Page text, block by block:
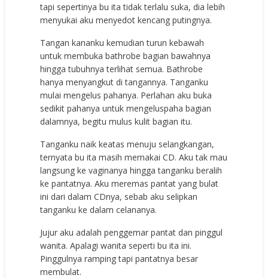
tapi sepertinya bu ita tidak terlalu suka, dia lebih
menyukai aku menyedot kencang putingnya.
Tangan kananku kemudian turun kebawah
untuk membuka bathrobe bagian bawahnya
hingga tubuhnya terlihat semua. Bathrobe
hanya menyangkut di tangannya. Tanganku
mulai mengelus pahanya. Perlahan aku buka
sedikit pahanya untuk mengeluspaha bagian
dalamnya, begitu mulus kulit bagian itu.
Tanganku naik keatas menuju selangkangan,
ternyata bu ita masih memakai CD. Aku tak mau
langsung ke vaginanya hingga tanganku beralih
ke pantatnya. Aku meremas pantat yang bulat
ini dari dalam CDnya, sebab aku selipkan
tanganku ke dalam celananya.
Jujur aku adalah penggemar pantat dan pinggul
wanita. Apalagi wanita seperti bu ita ini.
Pinggulnya ramping tapi pantatnya besar
membulat.